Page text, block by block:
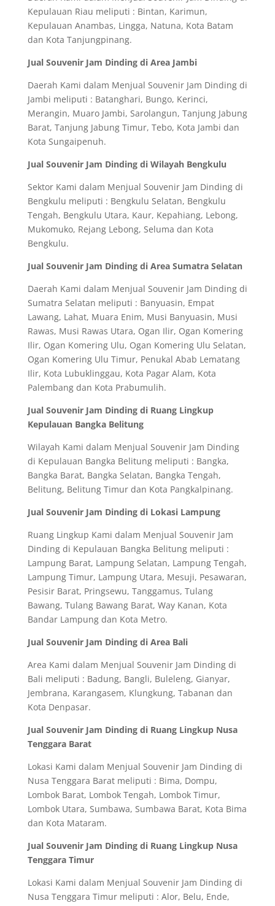
Kepulauan Riau meliputi : Bintan, Karimun,
Kepulauan Anambas, Lingga, Natuna, Kota Batam
dan Kota Tanjungpinang.
Jual Souvenir Jam Dinding di Area Jambi
Daerah Kami dalam Menjual Souvenir Jam Dinding di
Jambi meliputi : Batanghari, Bungo, Kerinci,
Merangin, Muaro Jambi, Sarolangun, Tanjung Jabung
Barat, Tanjung Jabung Timur, Tebo, Kota Jambi dan
Kota Sungaipenuh.
Jual Souvenir Jam Dinding di Wilayah Bengkulu
Sektor Kami dalam Menjual Souvenir Jam Dinding di
Bengkulu meliputi : Bengkulu Selatan, Bengkulu
Tengah, Bengkulu Utara, Kaur, Kepahiang, Lebong,
Mukomuko, Rejang Lebong, Seluma dan Kota
Bengkulu.
Jual Souvenir Jam Dinding di Area Sumatra Selatan
Daerah Kami dalam Menjual Souvenir Jam Dinding di
Sumatra Selatan meliputi : Banyuasin, Empat
Lawang, Lahat, Muara Enim, Musi Banyuasin, Musi
Rawas, Musi Rawas Utara, Ogan Ilir, Ogan Komering
Ilir, Ogan Komering Ulu, Ogan Komering Ulu Selatan,
Ogan Komering Ulu Timur, Penukal Abab Lematang
Ilir, Kota Lubuklinggau, Kota Pagar Alam, Kota
Palembang dan Kota Prabumulih.
Jual Souvenir Jam Dinding di Ruang Lingkup
Kepulauan Bangka Belitung
Wilayah Kami dalam Menjual Souvenir Jam Dinding
di Kepulauan Bangka Belitung meliputi : Bangka,
Bangka Barat, Bangka Selatan, Bangka Tengah,
Belitung, Belitung Timur dan Kota Pangkalpinang.
Jual Souvenir Jam Dinding di Lokasi Lampung
Ruang Lingkup Kami dalam Menjual Souvenir Jam
Dinding di Kepulauan Bangka Belitung meliputi :
Lampung Barat, Lampung Selatan, Lampung Tengah,
Lampung Timur, Lampung Utara, Mesuji, Pesawaran,
Pesisir Barat, Pringsewu, Tanggamus, Tulang
Bawang, Tulang Bawang Barat, Way Kanan, Kota
Bandar Lampung dan Kota Metro.
Jual Souvenir Jam Dinding di Area Bali
Area Kami dalam Menjual Souvenir Jam Dinding di
Bali meliputi : Badung, Bangli, Buleleng, Gianyar,
Jembrana, Karangasem, Klungkung, Tabanan dan
Kota Denpasar.
Jual Souvenir Jam Dinding di Ruang Lingkup Nusa
Tenggara Barat
Lokasi Kami dalam Menjual Souvenir Jam Dinding di
Nusa Tenggara Barat meliputi : Bima, Dompu,
Lombok Barat, Lombok Tengah, Lombok Timur,
Lombok Utara, Sumbawa, Sumbawa Barat, Kota Bima
dan Kota Mataram.
Jual Souvenir Jam Dinding di Ruang Lingkup Nusa
Tenggara Timur
Lokasi Kami dalam Menjual Souvenir Jam Dinding di
Nusa Tenggara Timur meliputi : Alor, Belu, Ende,